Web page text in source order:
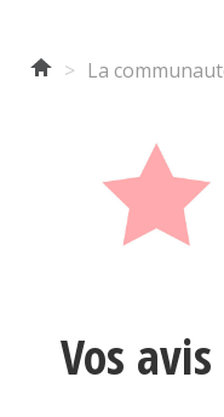
> La
Vos